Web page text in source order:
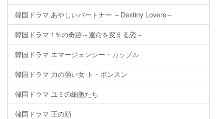
韓国ドラマ あやしいパートナー ～Destiny Lovers～
韓国ドラマ 1％の奇跡～運命を変える恋～
韓国ドラマ エマージェンシー・カップル
韓国ドラマ 力の強い女 ト・ボンスン
韓国ドラマ ユミの細胞たち
韓国ドラマ 王の顔